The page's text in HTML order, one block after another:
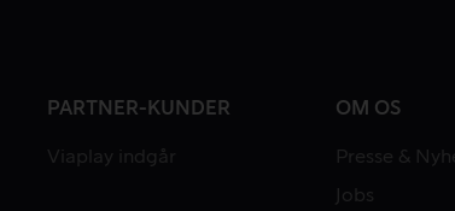
PARTNER-KUNDER
Viaplay indgår
OM OS
Presse &
Jobs